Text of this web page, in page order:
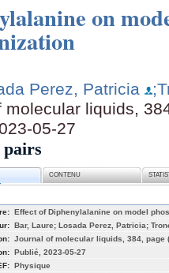
on
Perez, Patricia
molecular liquids,
05-27
CONTENU
Effect of Diphenylalanine on model
Bar, Laure; Losada Perez, Patricia;
Journal of molecular liquids, 384, page
Publié, 2023-05-27
Physique